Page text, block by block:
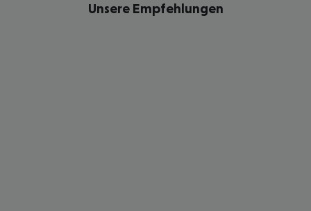
Unsere Empfehlungen